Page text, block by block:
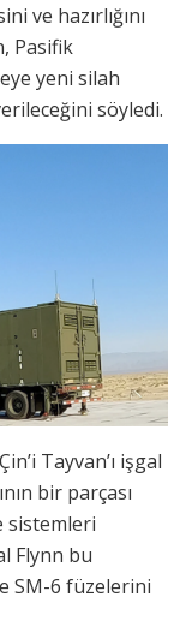
ve hazırlığını
Pasifik
yeni silah
söyledi.
Tayvan’ı işgal
bir parçası
sistemleri
Flynn bu
SM-6 füzelerini